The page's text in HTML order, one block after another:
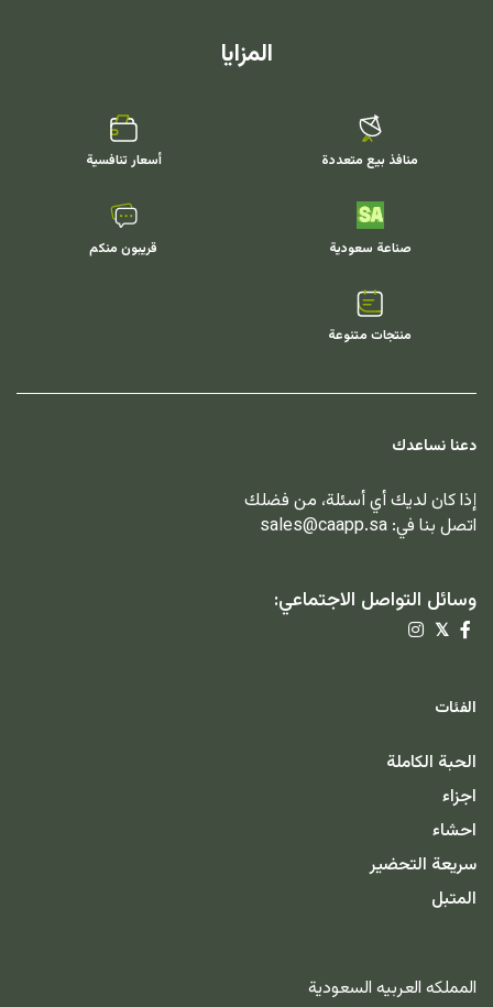
المزايا
منافذ بيع متعددة أسعار تنافسية
صناعة سعودية قريبون منكم
منتجات متنوعة
دعنا نساعدك
إذا كان لديك أي أسئلة، من فضلك
اتصل بنا في: sales@caapp.sa
وسائل التواصل الاجتماعي:
𝕏
الفئات
الحبة الكاملة
اجزاء
احشاء
سريعة التحضير
المتبل
المملكه العربيه السعودية